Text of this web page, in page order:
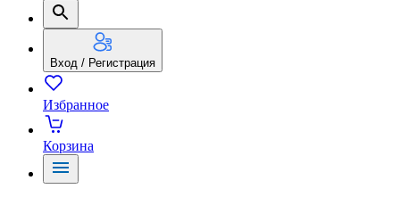
Вход / Регистрация
Избранное
Корзина